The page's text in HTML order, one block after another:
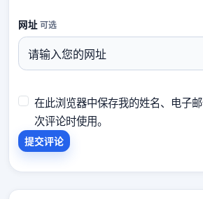
网址 可选
在此浏览器中保存我的姓名、电子
次评论时使用。